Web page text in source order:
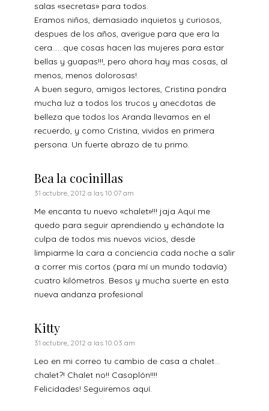
salas «secretas» para todos.
Eramos niños, demasiado inquietos y curiosos,
despues de los años, averigue para que era la
cera……que cosas hacen las mujeres para estar
bellas y guapas!!!, pero ahora hay mas cosas, al
menos, menos dolorosas!.
A buen seguro, amigos lectores, Cristina pondra
mucha luz a todos los trucos y anecdotas de
belleza que todos los Aranda llevamos en el
recuerdo, y como Cristina, vividos en primera
persona. Un fuerte abrazo de tu primo.
Bea la cocinillas
31 octubre, 2012 a las 10:07 am
Me encanta tu nuevo «chalet»!!! jaja Aquí me
quedo para seguir aprendiendo y echándote la
culpa de todos mis nuevos vicios, desde
limpiarme la cara a conciencia cada noche a salir
a correr mis cortos (para mí un mundo todavía)
cuatro kilómetros. Besos y mucha suerte en esta
nueva andanza profesional
Kitty
31 octubre, 2012 a las 10:03 am
Leo en mi correo tu cambio de casa a chalet…
chalet?! Chalet no!! Casoplón!!!!
Felicidades! Seguiremos aquí.